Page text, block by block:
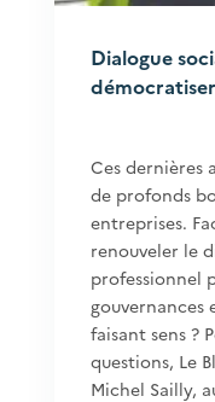
Dialogue
Ces dernières
de profonds
entreprises.
renouveler le
professionnel
gouvernances
faisant sens ?
questions, Le
Michel Sailly,